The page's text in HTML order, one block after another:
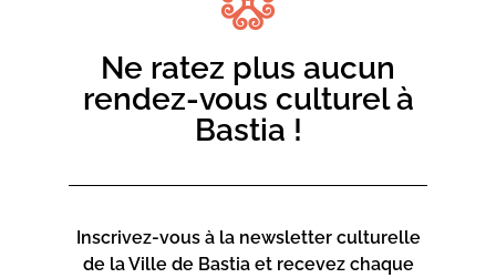
Ne ratez plus aucun
rendez-vous culturel à
Bastia !
Inscrivez-vous à la newsletter culturelle
de la Ville de Bastia et recevez chaque